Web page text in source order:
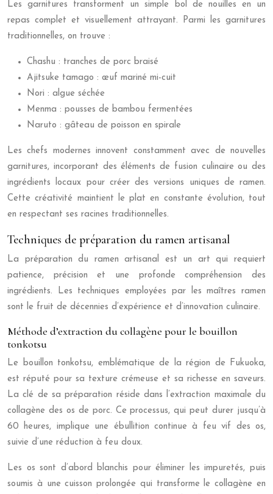
Les garnitures transforment un simple bol de nouilles en un
repas complet et visuellement attrayant. Parmi les garnitures
traditionnelles, on trouve :
Chashu : tranches de porc braisé
Ajitsuke tamago : œuf mariné mi-cuit
Nori : algue séchée
Menma : pousses de bambou fermentées
Naruto : gâteau de poisson en spirale
Les chefs modernes innovent constamment avec de nouvelles
garnitures, incorporant des éléments de fusion culinaire ou des
ingrédients locaux pour créer des versions uniques de ramen.
Cette créativité maintient le plat en constante évolution, tout
en respectant ses racines traditionnelles.
Techniques de préparation du ramen artisanal
La préparation du ramen artisanal est un art qui requiert
patience, précision et une profonde compréhension des
ingrédients. Les techniques employées par les maîtres ramen
sont le fruit de décennies d’expérience et d’innovation culinaire.
Méthode d’extraction du collagène pour le bouillon
tonkotsu
Le bouillon tonkotsu, emblématique de la région de Fukuoka,
est réputé pour sa texture crémeuse et sa richesse en saveurs.
La clé de sa préparation réside dans l’extraction maximale du
collagène des os de porc. Ce processus, qui peut durer jusqu’à
60 heures, implique une ébullition continue à feu vif des os,
suivie d’une réduction à feu doux.
Les os sont d’abord blanchis pour éliminer les impuretés, puis
soumis à une cuisson prolongée qui transforme le collagène en